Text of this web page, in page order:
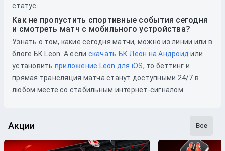
статус.
Как не пропустить спортивные события сегодня
и смотреть матч с мобильного устройства?
Узнать о том, какие сегодня матчи, можно из линии или в
блоге БК Leon. А если скачать БК Леон на Андроид или
установить приложение Leon для iOS, то беттинг и
прямая трансляция матча станут доступными 24/7 в
любом месте со стабильным интернет-сигналом.
Акции Все